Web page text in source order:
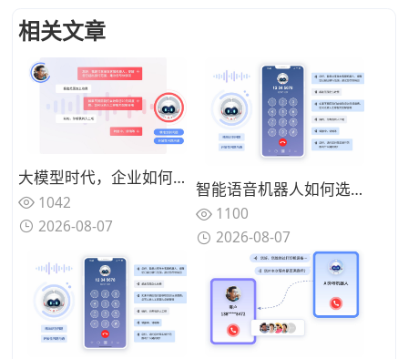
相关文章
大模型时代，企业如何打造“懂业务、能闭环”的智能语音客服？
1042
2026-08-07
智能语音机器人如何选型？2026年核心技术解析与合力亿捷落地实践
1100
2026-08-07